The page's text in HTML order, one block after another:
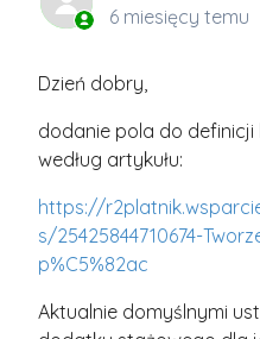
6 miesięcy temu
Dzień dobry,
dodanie pola do definicji
według artykułu:
https://
s/25425844710674-
p%C5%82ac
Aktualnie domyślnymi